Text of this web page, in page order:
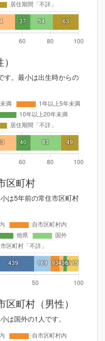
す。最小は出生時からの
区町村
は5年前の常住市区町村
町村（男性）
は国外の1人です。